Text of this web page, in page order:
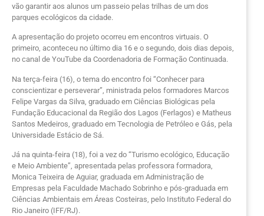
vão garantir aos alunos um passeio pelas trilhas de um dos
parques ecológicos da cidade.
A apresentação do projeto ocorreu em encontros virtuais. O
primeiro, aconteceu no último dia 16 e o segundo, dois dias depois,
no canal de YouTube da Coordenadoria de Formação Continuada.
Na terça-feira (16), o tema do encontro foi “Conhecer para
conscientizar e perseverar”, ministrada pelos formadores Marcos
Felipe Vargas da Silva, graduado em Ciências Biológicas pela
Fundação Educacional da Região dos Lagos (Ferlagos) e Matheus
Santos Medeiros, graduado em Tecnologia de Petróleo e Gás, pela
Universidade Estácio de Sá.
Já na quinta-feira (18), foi a vez do “Turismo ecológico, Educação
e Meio Ambiente”, apresentada pelas professora formadora,
Monica Teixeira de Aguiar, graduada em Administração de
Empresas pela Faculdade Machado Sobrinho e pós-graduada em
Ciências Ambientais em Áreas Costeiras, pelo Instituto Federal do
Rio Janeiro (IFF/RJ).